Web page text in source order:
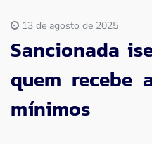
13 de agosto de 2025
Sancionada
quem recebe
mínimos